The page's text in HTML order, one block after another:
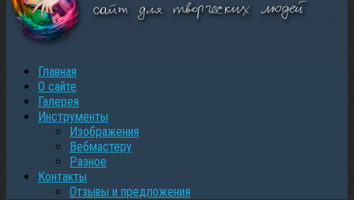
Главная
О сайте
Галерея
Инструменты
Изображения
Вебмастеру
Разное
Контакты
Oтзывы и предложения